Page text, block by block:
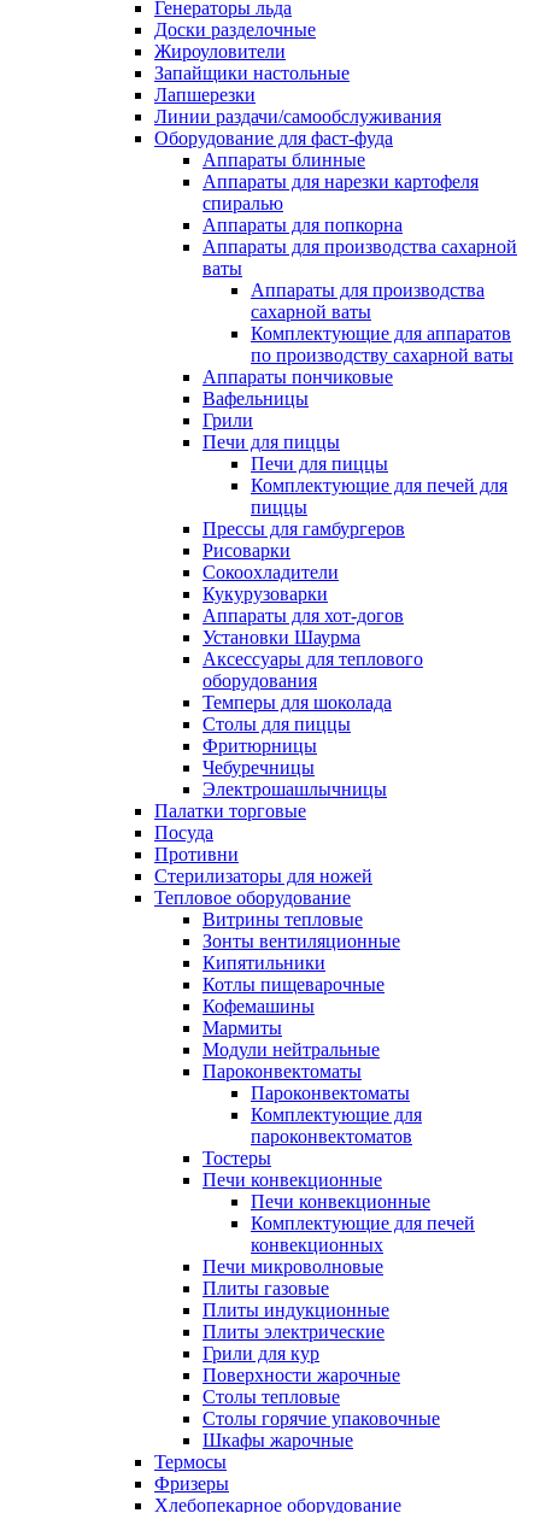
Генераторы льда
Доски разделочные
Жироуловители
Запайщики настольные
Лапшерезки
Линии раздачи/самообслуживания
Оборудование для фаст-фуда
Аппараты блинные
Аппараты для нарезки картофеля
спиралью
Аппараты для попкорна
Аппараты для производства сахарной
ваты
Аппараты для производства
сахарной ваты
Комплектующие для аппаратов
по производству сахарной ваты
Аппараты пончиковые
Вафельницы
Грили
Печи для пиццы
Печи для пиццы
Комплектующие для печей для
пиццы
Прессы для гамбургеров
Рисоварки
Сокоохладители
Кукурузоварки
Аппараты для хот-догов
Установки Шаурма
Аксессуары для теплового
оборудования
Темперы для шоколада
Столы для пиццы
Фритюрницы
Чебуречницы
Электрошашлычницы
Палатки торговые
Посуда
Противни
Стерилизаторы для ножей
Тепловое оборудование
Витрины тепловые
Зонты вентиляционные
Кипятильники
Котлы пищеварочные
Кофемашины
Мармиты
Модули нейтральные
Пароконвектоматы
Пароконвектоматы
Комплектующие для
пароконвектоматов
Тостеры
Печи конвекционные
Печи конвекционные
Комплектующие для печей
конвекционных
Печи микроволновые
Плиты газовые
Плиты индукционные
Плиты электрические
Грили для кур
Поверхности жарочные
Столы тепловые
Столы горячие упаковочные
Шкафы жарочные
Термосы
Фризеры
Хлебопекарное оборудование